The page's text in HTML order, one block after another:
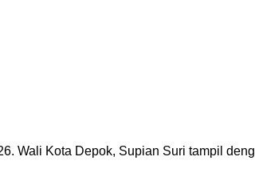
Wali Kota Depok, Supian Suri tampil